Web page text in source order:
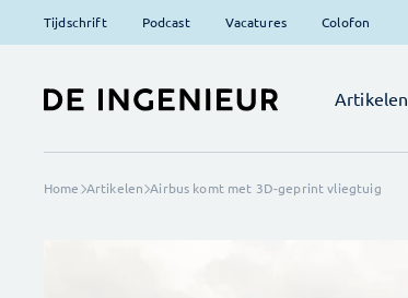
Tijdschrift Podcast Vacatures Colofon
Artikelen
Home Artikelen Airbus komt met 3D-geprint vliegtuig